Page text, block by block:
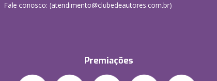
Fale conosco: (atendimento@clubedeautores.com.br)
Premiações